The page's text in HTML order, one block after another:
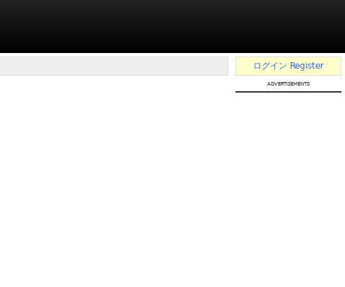
ログイン Register
advertisements